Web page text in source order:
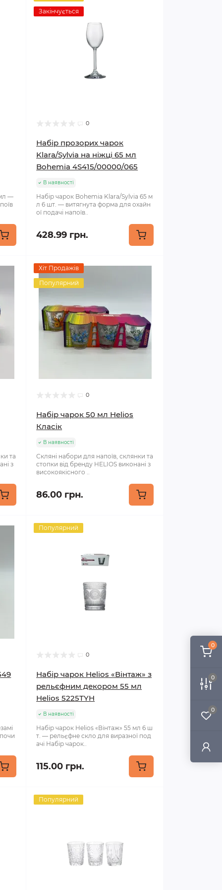
0
0
0
—
Закінчується
0
Набір прозорих чарок
Klara/Sylvia на ніжці 65 мл
Bohemia 4S415/00000/065
В наявності
Набір чарок Bohemia Klara/Sylvia 65 м
л 6 шт. — витягнута форма для охайн
ої подачі напоїв..
428.99 грн.
та
з
Хіт Продажів
Популярний
0
Набір чарок 50 мл Helios
Класік
В наявності
Скляні набори для напоїв, склянки та
стопки від бренду HELIOS виконані з
високоякісного ..
86.00 грн.
Популярний
0
Набір чарок Helios «Вінтаж» з
рельєфним декором 55 мл
Helios 5225TYH
В наявності
Набір чарок Helios «Вінтаж» 55 мл 6 ш
т. — рельєфне скло для виразної под
ачі Набір чарок..
115.00 грн.
Популярний